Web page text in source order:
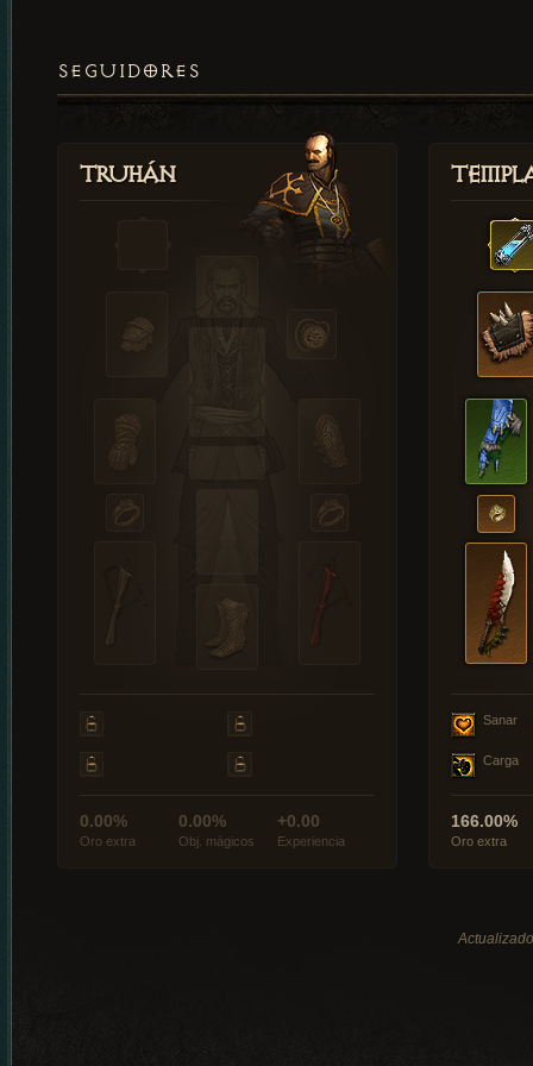
SEGUIDORES
Truhán
0.00%
Oro extra
0.00%
Obj. mágicos
+0.00
Experiencia
Sanar
Carga
166.00%
Oro extra